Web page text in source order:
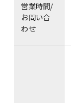
営業時間/
お問い合
わせ